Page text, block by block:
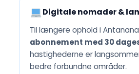
Digitale nomader &
Til længere ophold i
abonnement med 30
hastighederne er
bedre forbundne områder.